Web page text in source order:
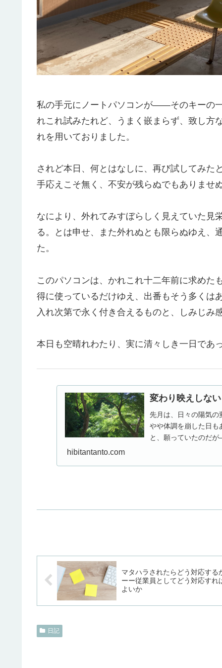
私の手元にノートパソコンが――そのキーの
れこれ試みたれど、うまく嵌まらず、致し方
れを用いておりました。
されど本日、何とはなしに、再び試してみた
手応えこそ無く、不安が残らぬでもありませ
なにより、外れてみすぼらしく見えていた見
る。とは申せ、また外れぬとも限らぬゆえ、
た。
このパソコンは、かれこれ十二年前に求めた
得に使っているだけゆえ、出番もそう多くは
入れ次第で永く付き合えるものと、しみじみ
本日も空晴れわたり、実に清々しき一日であ
変わり映えしな
先月は、日々の陽気の
やや体調を崩した日も
と、願っていたのだ
hibitantanto.com
マタハラされたらどう対応する
ーー従業員としてどう対応すれ
よいか
日記